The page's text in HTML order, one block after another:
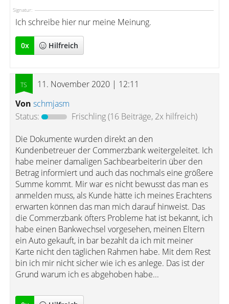
Signatur:
Ich schreibe hier nur meine Meinung.
0x Hilfreich
11. November 2020 | 12:11
Von schmjasm
Status:
Frischling(16 Beiträge, 2x hilfreich)
Die Dokumente wurden direkt an den
Kundenbetreuer der Commerzbank weitergeleitet. Ich
habe meiner damaligen Sachbearbeiterin über den
Betrag informiert und auch das nochmals eine größere
Summe kommt. Mir war es nicht bewusst das man es
anmelden muss, als Kunde hätte ich meines Erachtens
erwarten können das man mich darauf hinweist. Das
die Commerzbank öfters Probleme hat ist bekannt, ich
habe einen Bankwechsel vorgesehen, meinen Eltern
ein Auto gekauft, in bar bezahlt da ich mit meiner
Karte nicht den täglichen Rahmen habe. Mit dem Rest
bin ich mir nicht sicher wie ich es anlege. Das ist der
Grund warum ich es abgehoben habe...